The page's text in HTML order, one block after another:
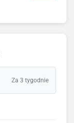
Za 3 tygodnie